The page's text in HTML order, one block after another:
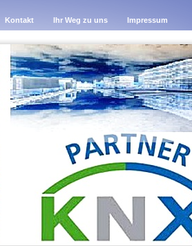
Kontakt Ihr Weg zu uns Impressum